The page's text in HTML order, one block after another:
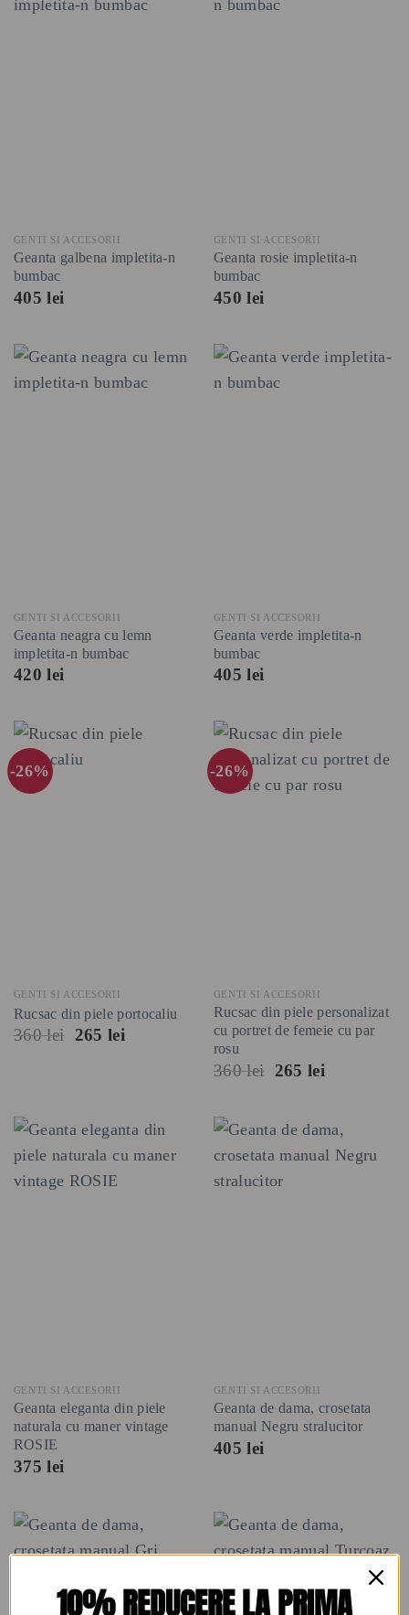
GENTI SI ACCESORII
Geanta galbena impletita-n
bumbac
405lei
GENTI SI ACCESORII
Geanta rosie impletita-n
bumbac
450lei
GENTI SI ACCESORII
Geanta neagra cu lemn
impletita-n bumbac
420lei
GENTI SI ACCESORII
Geanta verde impletita-n
bumbac
405lei
-26%
GENTI SI ACCESORII
Rucsac din piele portocaliu
360lei
Prețul
265lei
-26%
GENTI SI ACCESORII
Rucsac din piele personalizat
cu portret de femeie cu par
rosu
360lei
Prețul
fost:
360 lei.
265lei
GENTI SI ACCESORII
Geanta eleganta din piele
naturala cu maner vintage
ROSIE
375lei
GENTI SI ACCESORII
Geanta de dama, crosetata
manual Negru stralucitor
405lei
10% REDUCERE LA PRIMA